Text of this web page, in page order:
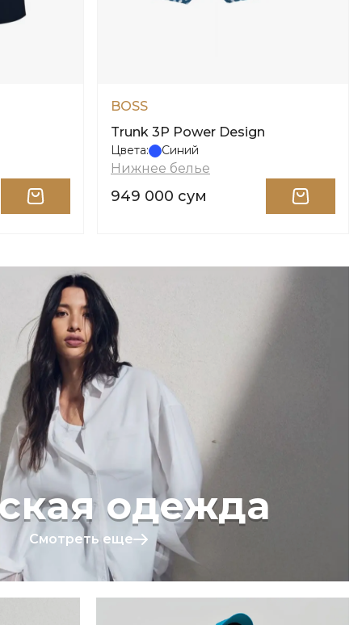
BOSS
Trunk 3P Power Design
Цвета: Синий
Нижнее белье
949 000 сум
одежда
Смотреть еще